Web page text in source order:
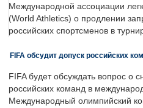
Международной ассоциации
(World Athletics) о продлении
российских спортсменов в
FIFA обсудит допуск российских
FIFA будет обсуждать вопрос о
российских команд в
Международный олимпийский